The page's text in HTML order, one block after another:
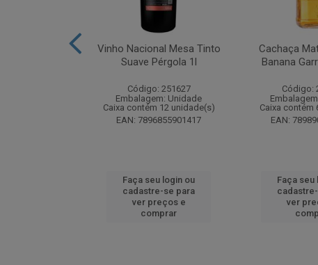
Vinho Nacional Mesa Tinto
Suave Pérgola 1l
Código: 251627
Embalagem: Unidade
Caixa contém 12 unidade(s)
EAN: 7896855901417
Faça seu login ou
cadastre-se para
ver preços e
comprar
Cachaça
Banana
Código:
Caixa contém
EAN:
Faça seu
ver